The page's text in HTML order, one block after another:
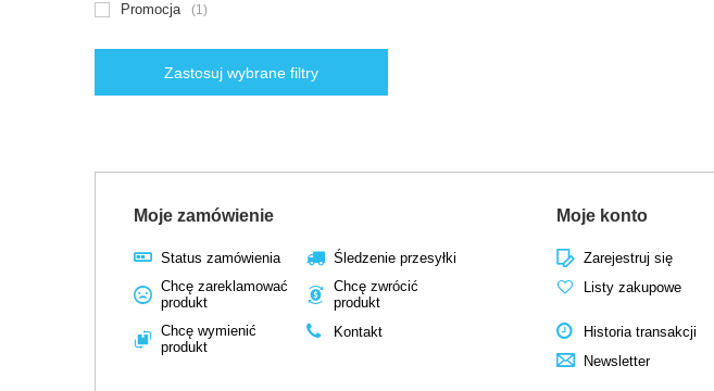
Promocja 1
Zastosuj wybrane filtry
Moje zamówienie
Status zamówienia
Śledzenie przesyłki
Chcę zareklamować
produkt
Chcę zwrócić
produkt
Chcę wymienić
produkt
Kontakt
Moje konto
Zarejestruj się
Listy zakupowe
Historia transakcji
Newsletter